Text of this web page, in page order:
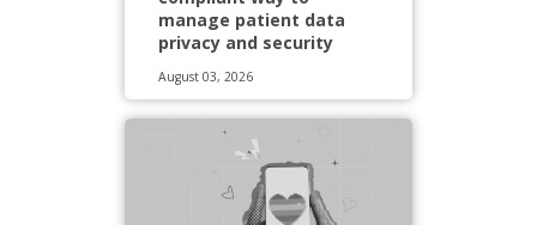
manage patient data
privacy and security
August 03, 2026